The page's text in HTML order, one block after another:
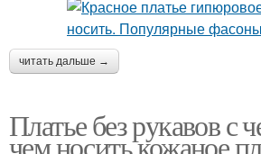
читать дальше →
Платье без рукавов с
чем носить кожаное